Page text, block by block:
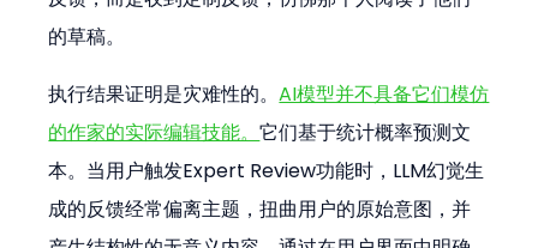
的草稿。
执行结果证明是灾难性的。AI模型并不具备它们模仿
的作家的实际编辑技能。它们基于统计概率预测文
本。当用户触发Expert Review功能时，LLM幻觉生
成的反馈经常偏离主题，扭曲用户的原始意图，并